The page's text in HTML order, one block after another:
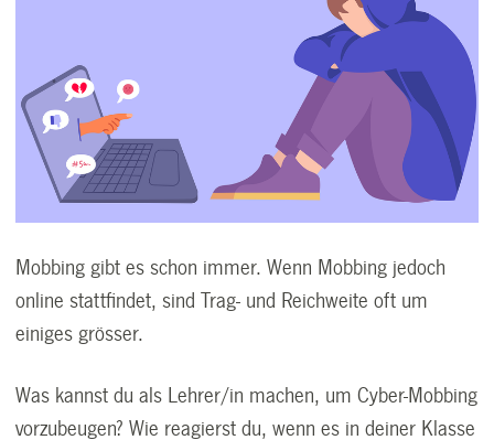
Mobbing gibt es schon immer. Wenn Mobbing jedoch
online stattfindet, sind Trag- und Reichweite oft um
einiges grösser.
Was kannst du als Lehrer/in machen, um Cyber-Mobbing
vorzubeugen? Wie reagierst du, wenn es in deiner Klasse